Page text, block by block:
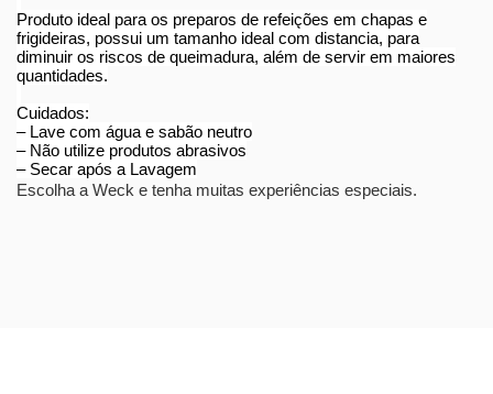
Produto ideal para os preparos de refeições em chapas e
frigideiras, possui um tamanho ideal com distancia, para
diminuir os riscos de queimadura, além de servir em maiores
quantidades.
Cuidados:
– Lave com água e sabão neutro
– Não utilize produtos abrasivos
– Secar após a Lavagem
Escolha a Weck e tenha muitas experiências especiais.